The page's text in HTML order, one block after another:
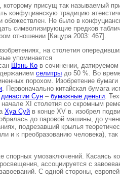
присущ так называемый
конфуцианскую традицию
Не было в
символизирующие предков
отношении [Кацура 2003: 467].
на столетия
упоминается
Шэнь Ко в сочинении, датируемом
селитры до 50 %. Во
порохом. Изобретение бумаги
. Первоначально китайская бумага
династии Сун – бумажные деньги.
начале XI столетия со скромным
Хуа Суй в конце XV в. изобрел
до паровой машины, до
подрезавший крылья
и к преобразованию человека),
умозаключений. Касаясь
ассоциируется с
С одной стороны,